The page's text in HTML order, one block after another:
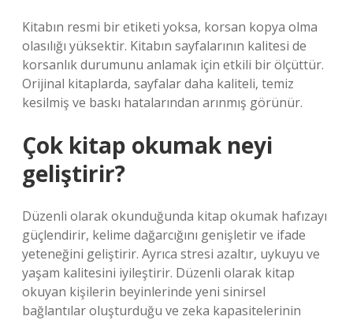
Kitabın resmi bir etiketi yoksa, korsan kopya olma
olasılığı yüksektir. Kitabın sayfalarının kalitesi de
korsanlık durumunu anlamak için etkili bir ölçüttür.
Orijinal kitaplarda, sayfalar daha kaliteli, temiz
kesilmiş ve baskı hatalarından arınmış görünür.
Çok kitap okumak neyi
geliştirir?
Düzenli olarak okunduğunda kitap okumak hafızayı
güçlendirir, kelime dağarcığını genişletir ve ifade
yeteneğini geliştirir. Ayrıca stresi azaltır, uykuyu ve
yaşam kalitesini iyileştirir. Düzenli olarak kitap
okuyan kişilerin beyinlerinde yeni sinirsel
bağlantılar oluşturduğu ve zeka kapasitelerinin